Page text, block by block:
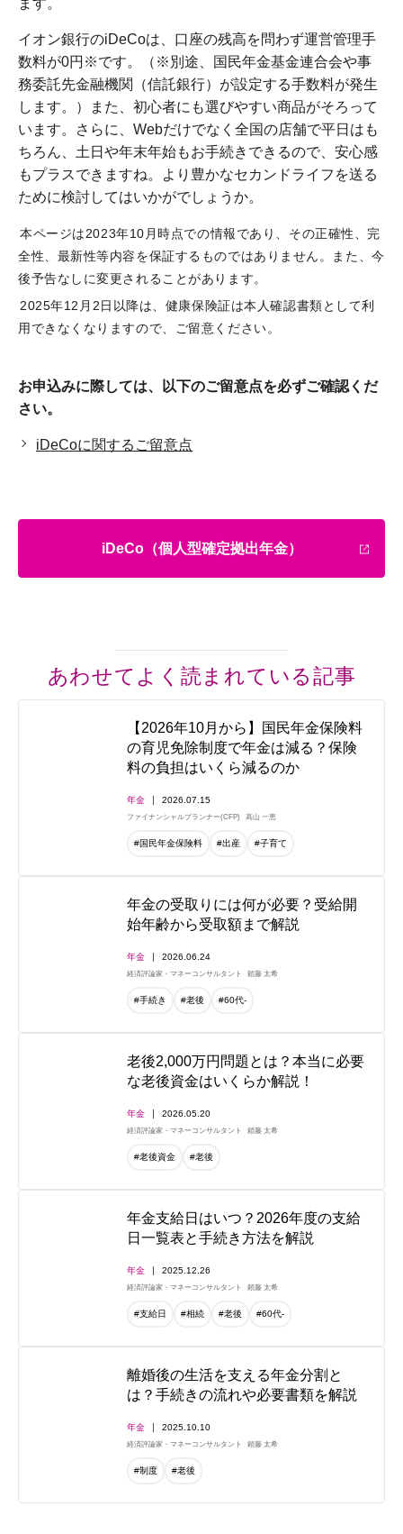
ます。
イオン銀行のiDeCoは、口座の残高を問わず運営管理手
数料が0円※です。（※別途、国民年金基金連合会や事
務委託先金融機関（信託銀行）が設定する手数料が発生
します。）また、初心者にも選びやすい商品がそろって
います。さらに、Webだけでなく全国の店舗で平日はも
ちろん、土日や年末年始もお手続きできるので、安心感
もプラスできますね。より豊かなセカンドライフを送る
ために検討してはいかがでしょうか。
本ページは2023年10月時点での情報であり、その正確性、完
全性、最新性等内容を保証するものではありません。また、今
後予告なしに変更されることがあります。
2025年12月2日以降は、健康保険証は本人確認書類として利
用できなくなりますので、ご留意ください。
お申込みに際しては、以下のご留意点を必ずご確認くだ
さい。
iDeCoに関するご留意点
iDeCo（個人型確定拠出年金）
あわせてよく読まれている記事
【2026年10月から】国民年金保険料
の育児免除制度で年金は減る？保険
料の負担はいくら減るのか
年金 2026.07.15
ファイナンシャルプランナー(CFP) 高山 一恵
#国民年金保険料 #出産 #子育て
年金の受取りには何が必要？受給開
始年齢から受取額まで解説
年金 2026.06.24
経済評論家・マネーコンサルタント 頼藤 太希
#手続き #老後 #60代-
老後2,000万円問題とは？本当に必要
な老後資金はいくらか解説！
年金 2026.05.20
経済評論家・マネーコンサルタント 頼藤 太希
#老後資金 #老後
年金支給日はいつ？2026年度の支給
日一覧表と手続き方法を解説
年金 2025.12.26
経済評論家・マネーコンサルタント 頼藤 太希
#支給日 #相続 #老後 #60代-
離婚後の生活を支える年金分割と
は？手続きの流れや必要書類を解説
年金 2025.10.10
経済評論家・マネーコンサルタント 頼藤 太希
#制度 #老後